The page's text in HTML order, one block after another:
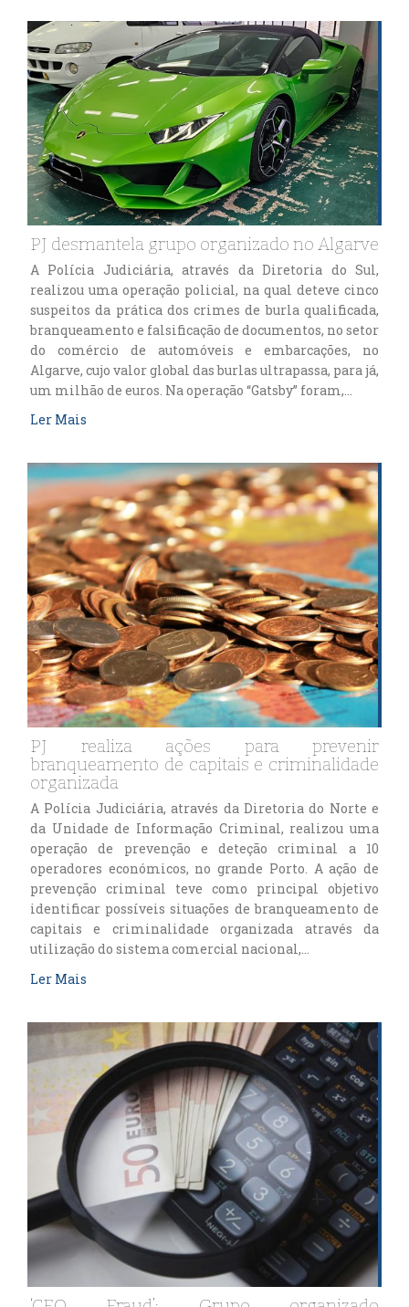
PJ desmantela grupo organizado no Algarve
A Polícia Judiciária, através da Diretoria do Sul,
realizou uma operação policial, na qual deteve cinco
suspeitos da prática dos crimes de burla qualificada,
branqueamento e falsificação de documentos, no setor
do comércio de automóveis e embarcações, no
Algarve, cujo valor global das burlas ultrapassa, para já,
um milhão de euros. Na operação “Gatsby” foram,…
Ler Mais
PJ realiza ações para prevenir
branqueamento de capitais e criminalidade
organizada
A Polícia Judiciária, através da Diretoria do Norte e
da Unidade de Informação Criminal, realizou uma
operação de prevenção e deteção criminal a 10
operadores económicos, no grande Porto. A ação de
prevenção criminal teve como principal objetivo
identificar possíveis situações de branqueamento de
capitais e criminalidade organizada através da
utilização do sistema comercial nacional,…
Ler Mais